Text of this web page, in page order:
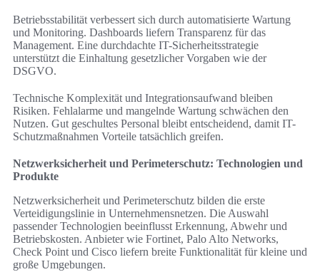
Betriebsstabilität verbessert sich durch automatisierte Wartung
und Monitoring. Dashboards liefern Transparenz für das
Management. Eine durchdachte IT-Sicherheitsstrategie
unterstützt die Einhaltung gesetzlicher Vorgaben wie der
DSGVO.
Technische Komplexität und Integrationsaufwand bleiben
Risiken. Fehlalarme und mangelnde Wartung schwächen den
Nutzen. Gut geschultes Personal bleibt entscheidend, damit IT-
Schutzmaßnahmen Vorteile tatsächlich greifen.
Netzwerksicherheit und Perimeterschutz: Technologien und
Produkte
Netzwerksicherheit und Perimeterschutz bilden die erste
Verteidigungslinie in Unternehmensnetzen. Die Auswahl
passender Technologien beeinflusst Erkennung, Abwehr und
Betriebskosten. Anbieter wie Fortinet, Palo Alto Networks,
Check Point und Cisco liefern breite Funktionalität für kleine und
große Umgebungen.